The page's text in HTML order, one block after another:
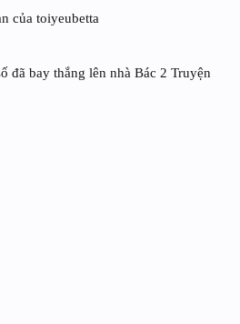
của toiyeubetta
đã bay thắng lên nhà Bác 2 Truyện